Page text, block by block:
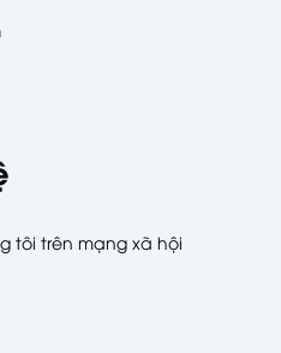
tôi trên mạng xã hội